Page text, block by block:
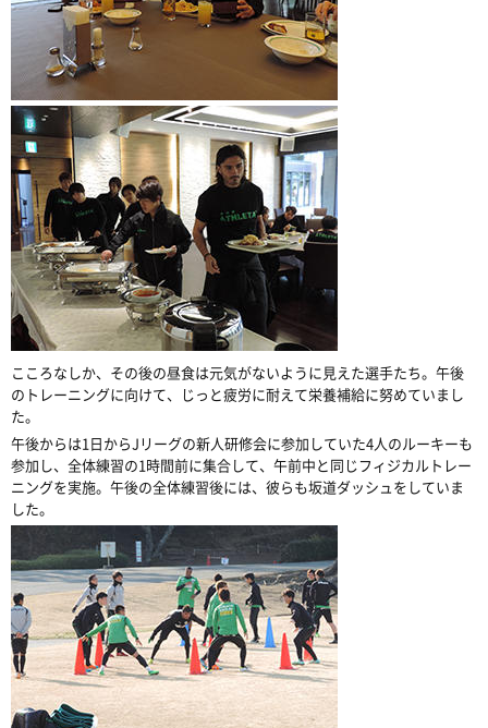
こころなしか、その後の昼食は元気がないように見えた選手たち。午後
のトレーニングに向けて、じっと疲労に耐えて栄養補給に努めていまし
た。
午後からは1日からJリーグの新人研修会に参加していた4人のルーキーも
参加し、全体練習の1時間前に集合して、午前中と同じフィジカルトレー
ニングを実施。午後の全体練習後には、彼らも坂道ダッシュをしていま
した。